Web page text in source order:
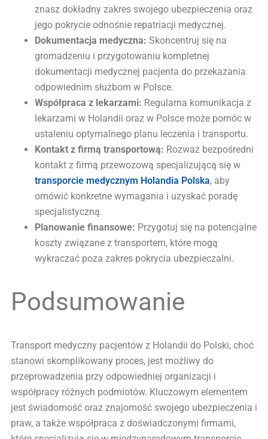
znasz dokładny zakres swojego ubezpieczenia oraz
jego pokrycie odnośnie repatriacji medycznej.
Dokumentacja medyczna: Skoncentruj się na
gromadzeniu i przygotowaniu kompletnej
dokumentacji medycznej pacjenta do przekazania
odpowiednim służbom w Polsce.
Współpraca z lekarzami: Regularna komunikacja z
lekarzami w Holandii oraz w Polsce może pomóc w
ustaleniu optymalnego planu leczenia i transportu.
Kontakt z firmą transportową: Rozważ bezpośredni
kontakt z firmą przewozową specjalizującą się w
transporcie medycznym Holandia Polska, aby
omówić konkretne wymagania i uzyskać poradę
specjalistyczną.
Planowanie finansowe: Przygotuj się na potencjalne
koszty związane z transportem, które mogą
wykraczać poza zakres pokrycia ubezpieczalni.
Podsumowanie
Transport medyczny pacjentów z Holandii do Polski, choć
stanowi skomplikowany proces, jest możliwy do
przeprowadzenia przy odpowiedniej organizacji i
współpracy różnych podmiotów. Kluczowym elementem
jest świadomość oraz znajomość swojego ubezpieczenia i
praw, a także współpraca z doświadczonymi firmami,